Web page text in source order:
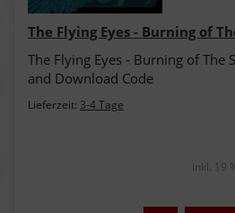
The Flying Eyes - Burning of
The Flying Eyes - Burning of The
and Download Code
Lieferzeit: 3-4 Tage
inkl. 19